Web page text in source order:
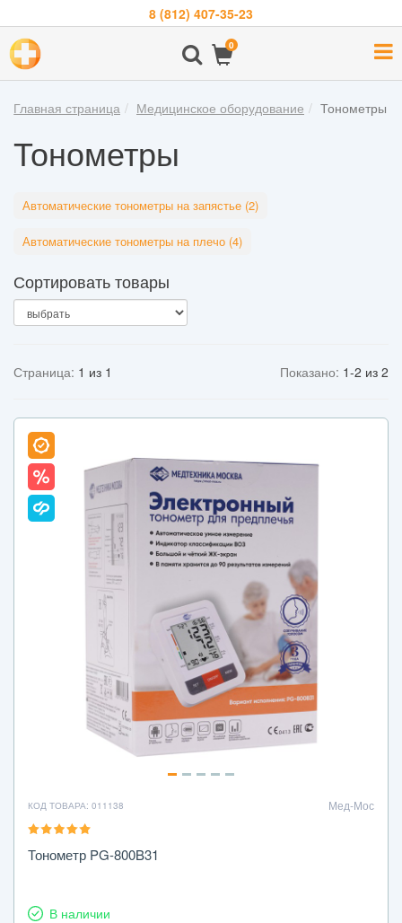
8 (812) 407-35-23
0
О
компании
Бренды
Покупателям
Войти
Главная страница Медицинское оборудование Тонометры
Тонометры
Автоматические тонометры на запястье (2)
Автоматические тонометры на плечо (4)
Сортировать товары
Страница: 1 из 1 Показано: 1-2 из 2
КОД ТОВАРА: 011138 Мед-Мос
Тонометр PG-800B31
В наличии